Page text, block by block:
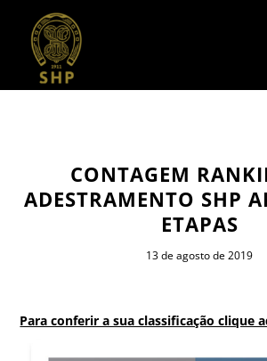
CONTAGEM
ADESTRAMENTO SHP
ETAPAS
13 de agosto de 2019
Para conferir a sua classificação clique